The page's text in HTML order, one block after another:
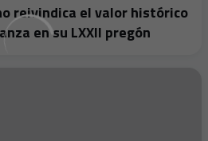
reivindica el valor histórico
en su LXXII pregón